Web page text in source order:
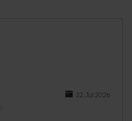
22.Jul.2026